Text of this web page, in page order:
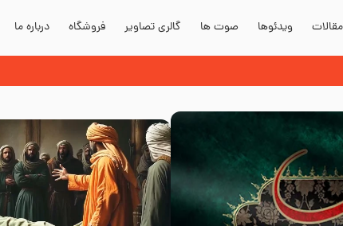
مقالات ویدئوها صوت ها گالری تصاویر فروشگاه درباره ما